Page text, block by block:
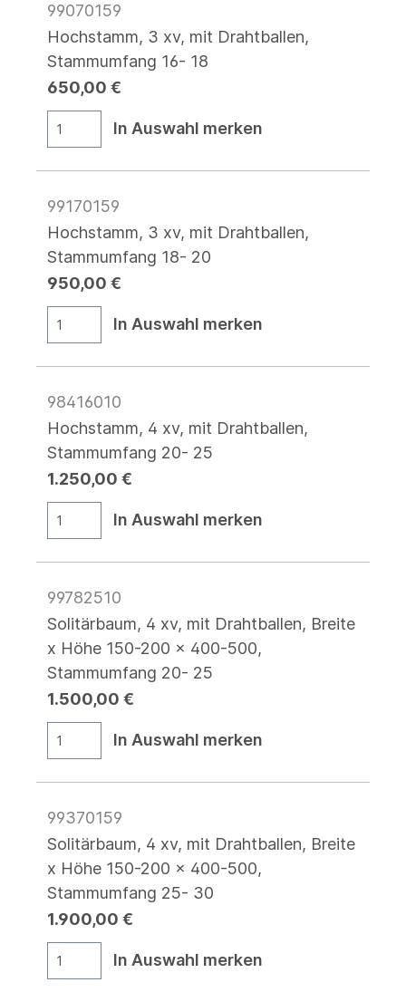
99070159
Hochstamm, 3 xv, mit Drahtballen,
Stammumfang 16- 18
650,00 €
In Auswahl merken
99170159
Hochstamm, 3 xv, mit Drahtballen,
Stammumfang 18- 20
950,00 €
In Auswahl merken
98416010
Hochstamm, 4 xv, mit Drahtballen,
Stammumfang 20- 25
1.250,00 €
In Auswahl merken
99782510
Solitärbaum, 4 xv, mit Drahtballen, Breite
x Höhe 150-200 x 400-500,
Stammumfang 20- 25
1.500,00 €
In Auswahl merken
99370159
Solitärbaum, 4 xv, mit Drahtballen, Breite
x Höhe 150-200 x 400-500,
Stammumfang 25- 30
1.900,00 €
In Auswahl merken